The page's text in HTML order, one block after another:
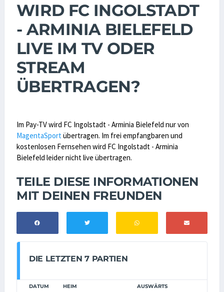
WIRD FC INGOLSTADT
- ARMINIA BIELEFELD
LIVE IM TV ODER
STREAM
ÜBERTRAGEN?
Im Pay-TV wird FC Ingolstadt - Arminia Bielefeld nur von
MagentaSportübertragen. Im frei empfangbaren und
kostenlosen Fernsehen wird FC Ingolstadt - Arminia
Bielefeld leider nicht live übertragen.
TEILE DIESE INFORMATIONEN
MIT DEINEN FREUNDEN
DIE LETZTEN 7 PARTIEN
DATUM HEIM AUSWÄRTS